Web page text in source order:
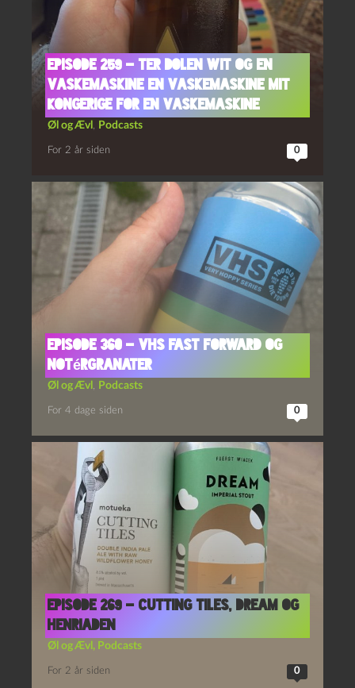
Episode 259 – Ter Dolen Wit og En
Vaskemaskine En Vaskemaskine Mit
Kongerige For En Vaskemaskine
Øl og Ævl , Podcasts
For 2 år siden 0
Episode 360 – VHS Fast Forward og
Notérgranater
Øl og Ævl , Podcasts
For 4 dage siden 0
Episode 269 – Cutting Tiles, Dream og
Henriaden
Øl og Ævl , Podcasts
For 2 år siden 0